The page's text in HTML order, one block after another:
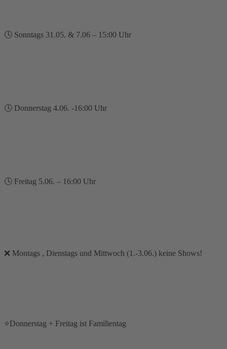
🕓 Sonntags 31.05. & 7.06 – 15:00 Uhr
🕓 Donnerstag 4.06. -16:00 Uhr
🕓 Freitag 5.06. – 16:00 Uhr
❌ Montags , Dienstags und Mittwoch (1.-3.06.) keine Shows!
⭐Donnerstag + Freitag ist Familientag